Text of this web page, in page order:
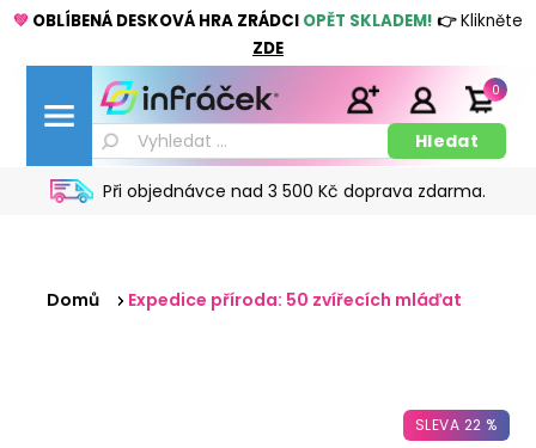
💚 OBLÍBENÁ DESKOVÁ HRA ZRÁDCI OPĚT SKLADEM! 👉Klikněte
ZDE
Při objednávce nad 3 500 Kč doprava zdarma.
0
Domů Expedice příroda: 50 zvířecích mláďat
SLEVA 22 %